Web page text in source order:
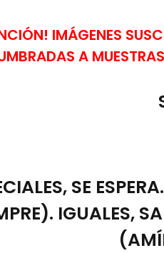
IMÁGENES
A
SE
IGUALES,